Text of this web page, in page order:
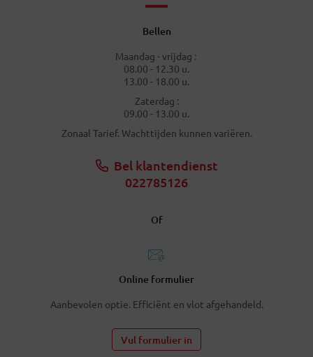
Bellen
Maandag - vrijdag :
08.00 - 12.30 u.
13.00 - 18.00 u.
Zaterdag :
09.00 - 13.00 u.
Zonaal Tarief. Wachttijden kunnen variëren.
Bel klantendienst
022785126
Of
Online formulier
Aanbevolen optie. Efficiënt en vlot afgehandeld.
Vul formulier in